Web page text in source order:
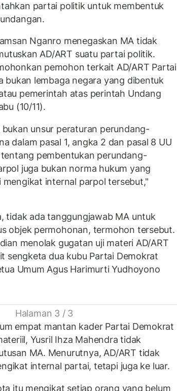
partai politik untuk membentuk
Nganro menegaskan MA tidak
AD/ART suatu partai politik.
pemohon terkait AD/ART Partai
bukan lembaga negara yang dibentuk
pemerintah atas perintah Undang
(10/11).
bukan unsur peraturan perundang-
dalam pasal 1, angka 2 dan pasal 8 UU
pembentukan perundang-
juga bukan norma hukum yang
internal parpol tersebut,"
tidak ada tanggungjawab MA untuk
objek permohonan, termohon tersebut.
menolak gugatan uji materi AD/ART
sengketa dua kubu Partai Demokrat
Umum Agus Harimurti Yudhoyono
Halaman 3 / 3
empat mantan kader Partai Demokrat
Yusril Ihza Mahendra tidak
MA. Menurutnya, AD/ART tidak
internal partai, tetapi juga ke luar.
itu mengikat setiap orang yang belum